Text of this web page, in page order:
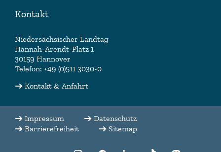
Kontakt
Niedersächsischer Landtag
Hannah-Arendt-Platz 1
30159 Hannover
Telefon: +49 (0)511 3030-0
Kontakt & Anfahrt
Impressum
Datenschutz
Barrierefreiheit
Sitemap